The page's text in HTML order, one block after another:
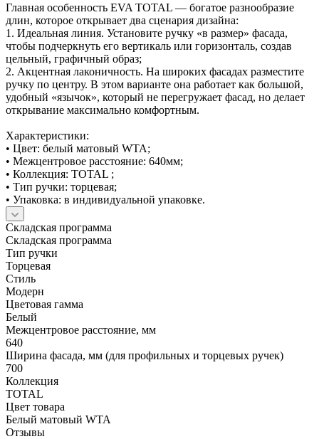
Главная особенность EVA TOTAL — богатое разнообразие
длин, которое открывает два сценария дизайна:
1. Идеальная линия. Установите ручку «в размер» фасада,
чтобы подчеркнуть его вертикаль или горизонталь, создав
цельный, графичный образ;
2. Акцентная лаконичность. На широких фасадах разместите
ручку по центру. В этом варианте она работает как большой,
удобный «язычок», который не перегружает фасад, но делает
открывание максимально комфортным.
Характеристики:
• Цвет: белый матовый WTA;
• Межцентровое расстояние: 640мм;
• Коллекция: TOTAL ;
• Тип ручки: торцевая;
• Упаковка: в индивидуальной упаковке.
Складская программа
Складская программа
Тип ручки
Торцевая
Стиль
Модерн
Цветовая гамма
Белый
Межцентровое расстояние, мм
640
Ширина фасада, мм (для профильных и торцевых ручек)
700
Коллекция
TOTAL
Цвет товара
Белый матовый WTA
Отзывы